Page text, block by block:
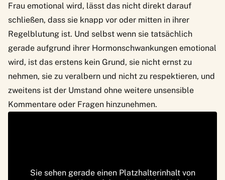
Frau emotional wird, lässt das nicht direkt darauf
schließen, dass sie knapp vor oder mitten in ihrer
Regelblutung ist. Und selbst wenn sie tatsächlich
gerade aufgrund ihrer Hormonschwankungen emotional
wird, ist das erstens kein Grund, sie nicht ernst zu
nehmen, sie zu veralbern und nicht zu respektieren, und
zweitens ist der Umstand ohne weitere unsensible
Kommentare oder Fragen hinzunehmen.
Sie sehen gerade einen Platzhalterinhalt von